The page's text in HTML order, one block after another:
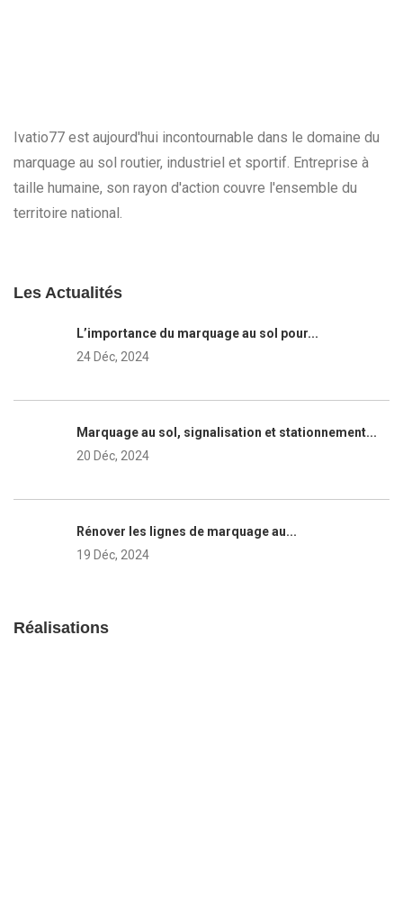
Ivatio77 est aujourd'hui incontournable dans le domaine du
marquage au sol routier, industriel et sportif. Entreprise à
taille humaine, son rayon d'action couvre l'ensemble du
territoire national.
Les Actualités
L’importance du marquage au sol pour...
24 Déc, 2024
Marquage au sol, signalisation et stationnement...
20 Déc, 2024
Rénover les lignes de marquage au...
19 Déc, 2024
Réalisations